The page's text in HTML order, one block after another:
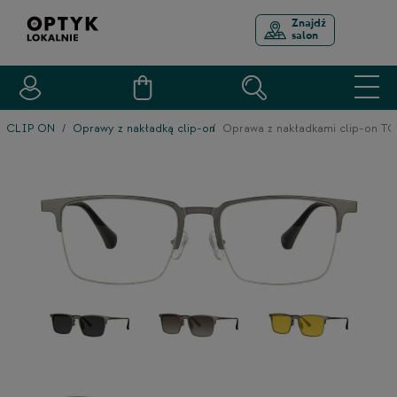
Znajdź
salon
CLIP ON Oprawy z nakładką clip-on Oprawa z nakładkami clip-on